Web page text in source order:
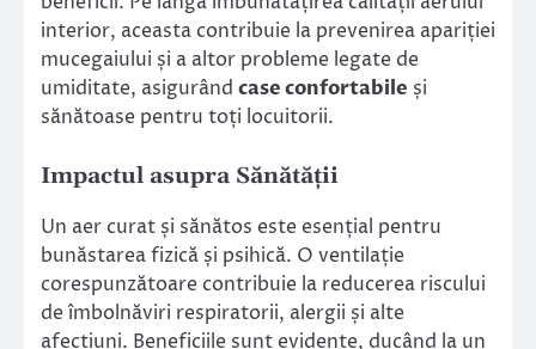
interior, aceasta contribuie la prevenirea apariției
mucegaiului și a altor probleme legate de
umiditate, asigurând case confortabile și
sănătoase pentru toți locuitorii.
Impactul asupra Sănătății
Un aer curat și sănătos este esențial pentru
bunăstarea fizică și psihică. O ventilație
corespunzătoare contribuie la reducerea riscului
de îmbolnăviri respiratorii, alergii și alte
afecțiuni. Beneficiile sunt evidente, ducând la un